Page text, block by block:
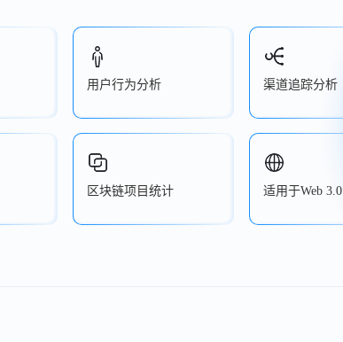
用户行为分析 渠道追踪分析
区块链项目统计 适用于Web 3.0